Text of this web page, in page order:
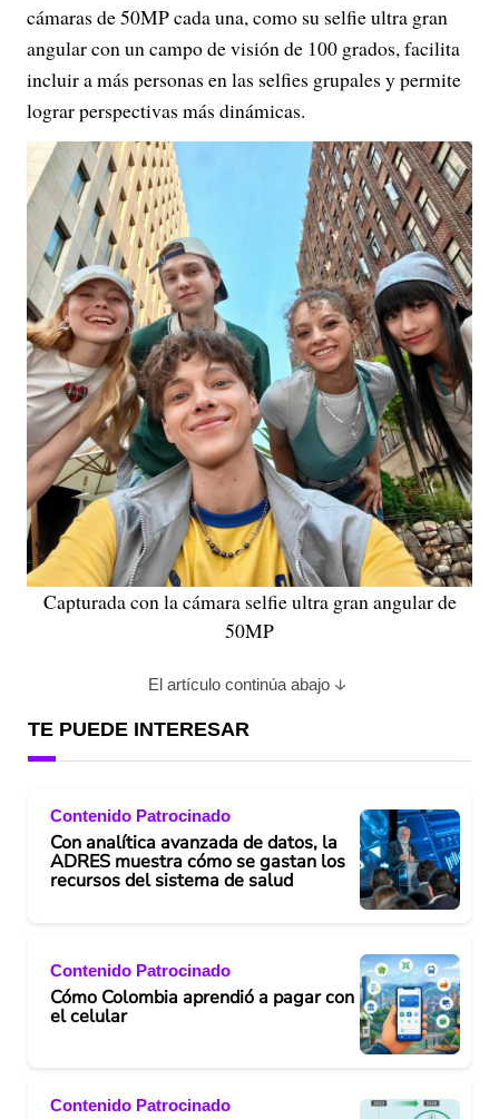
cámaras de 50MP cada una, como su selfie ultra gran
angular con un campo de visión de 100 grados, facilita
incluir a más personas en las selfies grupales y permite
lograr perspectivas más dinámicas.
Capturada con la cámara selfie ultra gran angular de
50MP
El artículo continúa abajo
TE PUEDE INTERESAR
Contenido Patrocinado
Con analítica avanzada de datos, la
ADRES muestra cómo se gastan los
recursos del sistema de salud
Contenido Patrocinado
Cómo Colombia aprendió a pagar con
el celular
Contenido Patrocinado